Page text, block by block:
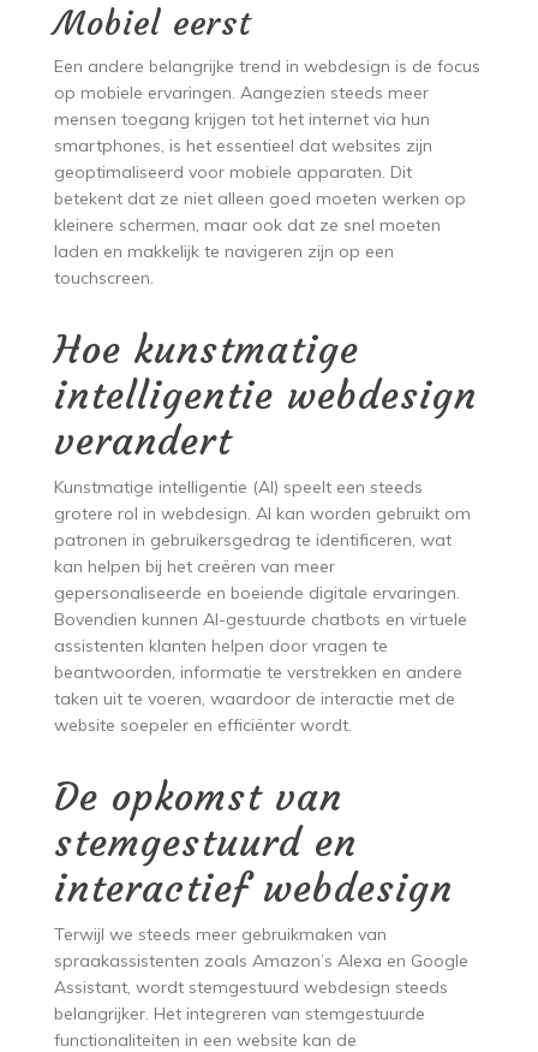
Mobiel eerst
Een andere belangrijke trend in webdesign is de focus
op mobiele ervaringen. Aangezien steeds meer
mensen toegang krijgen tot het internet via hun
smartphones, is het essentieel dat websites zijn
geoptimaliseerd voor mobiele apparaten. Dit
betekent dat ze niet alleen goed moeten werken op
kleinere schermen, maar ook dat ze snel moeten
laden en makkelijk te navigeren zijn op een
touchscreen.
Hoe kunstmatige
intelligentie webdesign
verandert
Kunstmatige intelligentie (AI) speelt een steeds
grotere rol in webdesign. AI kan worden gebruikt om
patronen in gebruikersgedrag te identificeren, wat
kan helpen bij het creëren van meer
gepersonaliseerde en boeiende digitale ervaringen.
Bovendien kunnen AI-gestuurde chatbots en virtuele
assistenten klanten helpen door vragen te
beantwoorden, informatie te verstrekken en andere
taken uit te voeren, waardoor de interactie met de
website soepeler en efficiënter wordt.
De opkomst van
stemgestuurd en
interactief webdesign
Terwijl we steeds meer gebruikmaken van
spraakassistenten zoals Amazon’s Alexa en Google
Assistant, wordt stemgestuurd webdesign steeds
belangrijker. Het integreren van stemgestuurde
functionaliteiten in een website kan de